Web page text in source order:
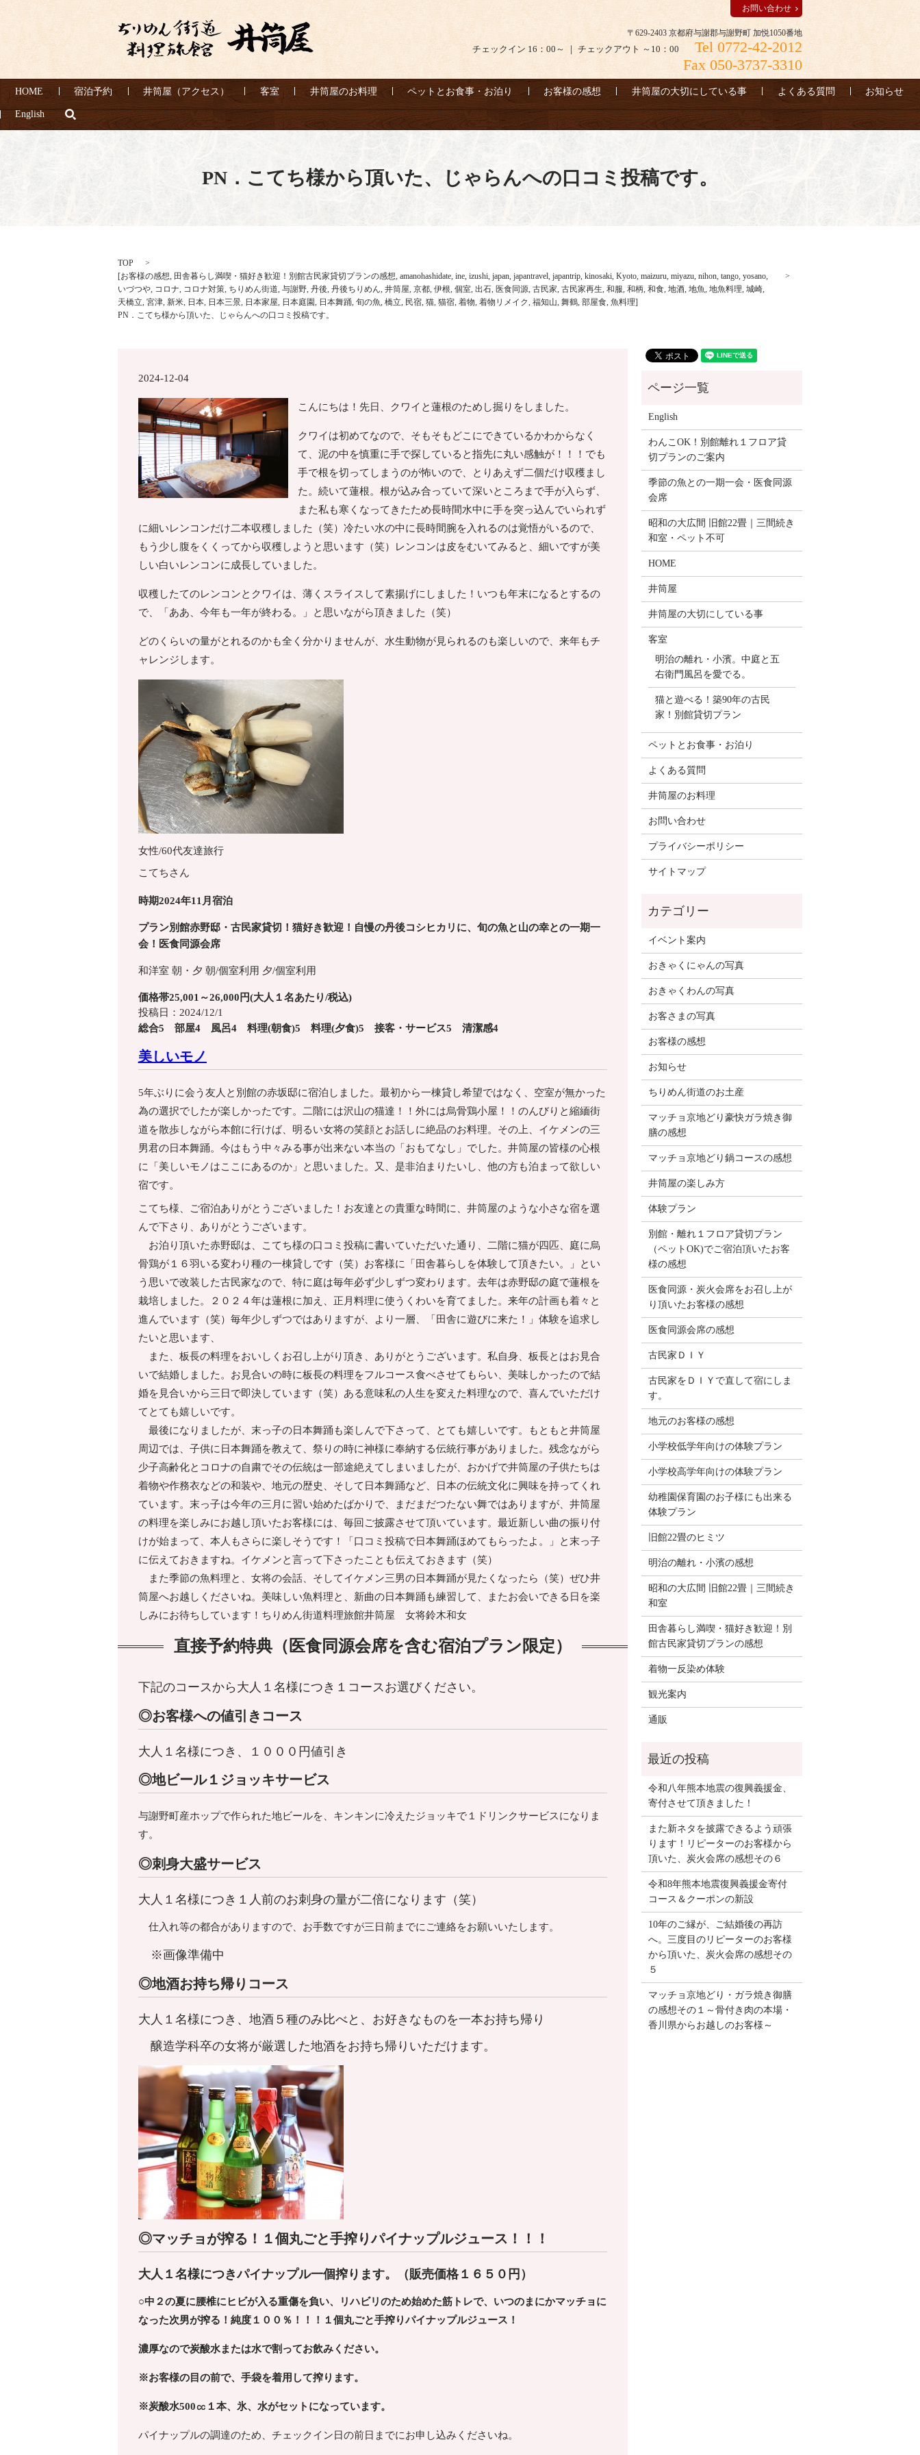
〒629-2403 京都府与謝郡与謝野町 加悦1050番地
チェックイン 16：00～ ｜ チェックアウト ～10：00
Tel 0772-42-2012
Fax 050-3737-3310
お問い合わせ
HOME 宿泊予約 井筒屋（アクセス） 客室 井筒屋のお料理 ペットとお食事・お泊り お客様の感想 井筒屋の大切にしている事 よくある質問 お知らせ
English
PN．こてち様から頂いた、じゃらんへの口コミ投稿です。
TOP
[お客様の感想, 田舎暮らし満喫・猫好き歓迎！別館古民家貸切プランの感想, amanohashidate, ine, izushi, japan, japantravel, japantrip, kinosaki, Kyoto, maizuru, miyazu, nihon, tango, yosano,
いづつや, コロナ, コロナ対策, ちりめん街道, 与謝野, 丹後, 丹後ちりめん, 井筒屋, 京都, 伊根, 個室, 出石, 医食同源, 古民家, 古民家再生, 和服, 和柄, 和食, 地酒, 地魚, 地魚料理, 城崎,
天橋立, 宮津, 新米, 日本, 日本三景, 日本家屋, 日本庭園, 日本舞踊, 旬の魚, 橋立, 民宿, 猫, 猫宿, 着物, 着物リメイク, 福知山, 舞鶴, 部屋食, 魚料理]
PN．こてち様から頂いた、じゃらんへの口コミ投稿です。
2024-12-04
こんにちは！先日、クワイと蓮根のためし掘りをしました。
クワイは初めてなので、そもそもどこにできているかわからなく
て、泥の中を慎重に手で探していると指先に丸い感触が！！！でも
手で根を切ってしまうのが怖いので、とりあえず二個だけ収穫まし
た。続いて蓮根。根が込み合っていて深いところまで手が入らず、
また私も寒くなってきたため長時間水中に手を突っ込んでいられず
に細いレンコンだけ二本収穫しました（笑）冷たい水の中に長時間腕を入れるのは覚悟がいるので、
もう少し腹をくくってから収穫しようと思います（笑）レンコンは皮をむいてみると、細いですが美
しい白いレンコンに成長していました。
収穫したてのレンコンとクワイは、薄くスライスして素揚げにしました！いつも年末になるとするの
で、「ああ、今年も一年が終わる。」と思いながら頂きました（笑）
どのくらいの量がとれるのかも全く分かりませんが、水生動物が見られるのも楽しいので、来年もチ
ャレンジします。
女性/60代友達旅行
こてちさん
時期2024年11月宿泊
プラン別館赤野邸・古民家貸切！猫好き歓迎！自慢の丹後コシヒカリに、旬の魚と山の幸との一期一
会！医食同源会席
和洋室 朝・夕 朝/個室利用 夕/個室利用
価格帯25,001～26,000円(大人１名あたり/税込)
投稿日：2024/12/1
総合5 部屋4 風呂4 料理(朝食)5 料理(夕食)5 接客・サービス5 清潔感4
美しいモノ
5年ぶりに会う友人と別館の赤坂邸に宿泊しました。最初から一棟貸し希望ではなく、空室が無かった
為の選択でしたが楽しかったです。二階には沢山の猫達！！外には烏骨鶏小屋！！のんびりと縮緬街
道を散歩しながら本館に行けば、明るい女将の笑顔とお話しに絶品のお料理。その上、イケメンの三
男君の日本舞踊。今はもう中々みる事が出来ない本当の「おもてなし」でした。井筒屋の皆様の心根
に「美しいモノはここにあるのか」と思いました。又、是非泊まりたいし、他の方も泊まって欲しい
宿です。
こてち様、ご宿泊ありがとうございました！お友達との貴重な時間に、井筒屋のような小さな宿を選
んで下さり、ありがとうございます。
お泊り頂いた赤野邸は、こてち様の口コミ投稿に書いていただいた通り、二階に猫が四匹、庭に烏
骨鶏が１６羽いる変わり種の一棟貸しです（笑）お客様に「田舎暮らしを体験して頂きたい。」とい
う思いで改装した古民家なので、特に庭は毎年必ず少しずつ変わります。去年は赤野邸の庭で蓮根を
栽培しました。２０２４年は蓮根に加え、正月料理に使うくわいを育てました。来年の計画も着々と
進んでいます（笑）毎年少しずつではありますが、より一層、「田舎に遊びに来た！」体験を追求し
たいと思います、
また、板長の料理をおいしくお召し上がり頂き、ありがとうございます。私自身、板長とはお見合
いで結婚しました。お見合いの時に板長の料理をフルコース食べさせてもらい、美味しかったので結
婚を見合いから三日で即決しています（笑）ある意味私の人生を変えた料理なので、喜んでいただけ
てとても嬉しいです。
最後になりましたが、末っ子の日本舞踊も楽しんで下さって、とても嬉しいです。もともと井筒屋
周辺では、子供に日本舞踊を教えて、祭りの時に神様に奉納する伝統行事がありました。残念ながら
少子高齢化とコロナの自粛でその伝統は一部途絶えてしまいましたが、おかげで井筒屋の子供たちは
着物や作務衣などの和装や、地元の歴史、そして日本舞踊など、日本の伝統文化に興味を持ってくれ
ています。末っ子は今年の三月に習い始めたばかりで、まだまだつたない舞ではありますが、井筒屋
の料理を楽しみにお越し頂いたお客様には、毎回ご披露させて頂いています。最近新しい曲の振り付
けが始まって、本人もさらに楽しそうです！「口コミ投稿で日本舞踊ほめてもらったよ。」と末っ子
に伝えておきますね。イケメンと言って下さったことも伝えておきます（笑）
また季節の魚料理と、女将の会話、そしてイケメン三男の日本舞踊が見たくなったら（笑）ぜひ井
筒屋へお越しくださいね。美味しい魚料理と、新曲の日本舞踊も練習して、またお会いできる日を楽
しみにお待ちしています！ちりめん街道料理旅館井筒屋 女将鈴木和女
直接予約特典（医食同源会席を含む宿泊プラン限定）
下記のコースから大人１名様につき１コースお選びください。
◎お客様への値引きコース
大人１名様につき、１０００円値引き
◎地ビール１ジョッキサービス
与謝野町産ホップで作られた地ビールを、キンキンに冷えたジョッキで１ドリンクサービスになりま
す。
◎刺身大盛サービス
大人１名様につき１人前のお刺身の量が二倍になります（笑）
仕入れ等の都合がありますので、お手数ですが三日前までにご連絡をお願いいたします。
※画像準備中
◎地酒お持ち帰りコース
大人１名様につき、地酒５種のみ比べと、お好きなものを一本お持ち帰り
醸造学科卒の女将が厳選した地酒をお持ち帰りいただけます。
◎マッチョが搾る！１個丸ごと手搾りパイナップルジュース！！！
大人１名様につきパイナップル一個搾ります。（販売価格１６５０円）
○中２の夏に腰椎にヒビが入る重傷を負い、リハビリのため始めた筋トレで、いつのまにかマッチョに
なった次男が搾る！ 純度１００％！！！１個丸ごと手搾りパイナップルジュース！
濃厚なので炭酸水または水で割ってお飲みください。
※お客様の目の前で、手袋を着用して搾ります。
※炭酸水500㏄１本、氷、水がセットになっています。
パイナップルの調達のため、チェックイン日の前日までにお申し込みくださいね。
English
わんこOK！別館離れ１フロア貸
切プランのご案内
季節の魚との一期一会・医食同源
会席
昭和の大広間 旧館22畳｜三間続き
和室・ペット不可
HOME
井筒屋
井筒屋の大切にしている事
客室
明治の離れ・小濱。中庭と五
右衛門風呂を愛でる。
猫と遊べる！築90年の古民
家！別館貸切プラン
ペットとお食事・お泊り
よくある質問
井筒屋のお料理
お問い合わせ
プライバシーポリシー
サイトマップ
イベント案内
おきゃくにゃんの写真
おきゃくわんの写真
お客さまの写真
お客様の感想
お知らせ
ちりめん街道のお土産
マッチョ京地どり豪快ガラ焼き御
膳の感想
マッチョ京地どり鍋コースの感想
井筒屋の楽しみ方
体験プラン
別館・離れ１フロア貸切プラン
（ペットOK)でご宿泊頂いたお客
様の感想
医食同源・炭火会席をお召し上が
り頂いたお客様の感想
医食同源会席の感想
古民家ＤＩＹ
古民家をＤＩＹで直して宿にしま
す。
地元のお客様の感想
小学校低学年向けの体験プラン
小学校高学年向けの体験プラン
幼稚園保育園のお子様にも出来る
体験プラン
旧館22畳のヒミツ
明治の離れ・小濱の感想
昭和の大広間 旧館22畳｜三間続き
和室
田舎暮らし満喫・猫好き歓迎！別
館古民家貸切プランの感想
着物一反染め体験
観光案内
通販
令和八年熊本地震の復興義援金、
寄付させて頂きました！
また新ネタを披露できるよう頑張
ります！リピーターのお客様から
頂いた、炭火会席の感想その６
令和8年熊本地震復興義援金寄付
コース＆クーポンの新設
10年のご縁が、ご結婚後の再訪
へ。三度目のリピーターのお客様
から頂いた、炭火会席の感想その
５
マッチョ京地どり・ガラ焼き御膳
の感想その１～骨付き肉の本場・
香川県からお越しのお客様～